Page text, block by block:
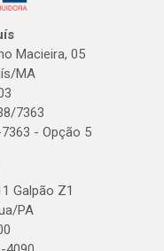
Macieira, 05
MA
7363
- Opção 5
Galpão Z1
PA